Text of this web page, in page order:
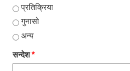
प्रतिक्रिया
गुनासो
अन्य
सन्देश*